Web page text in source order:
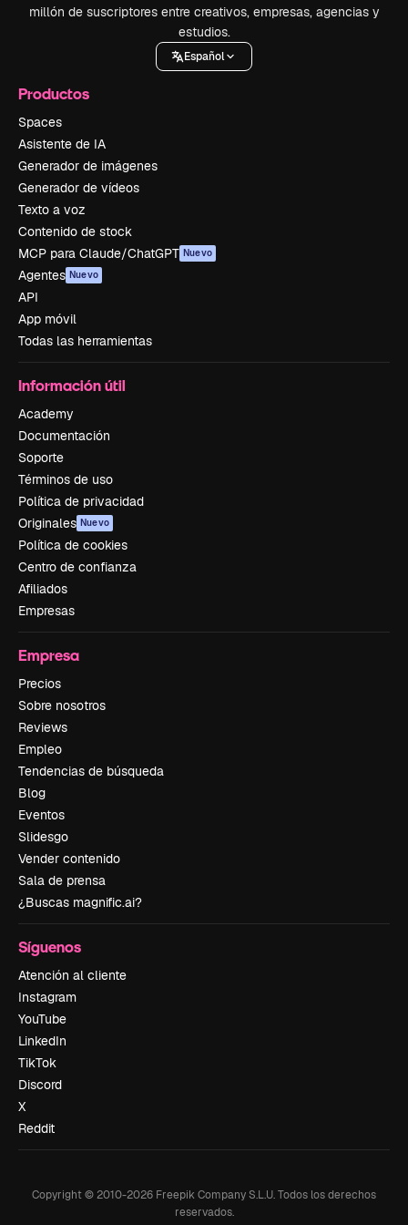
millón de suscriptores entre creativos, empresas, agencias y
estudios.
Español
Productos
Spaces
Asistente de IA
Generador de imágenes
Generador de vídeos
Texto a voz
Contenido de stock
MCP para Claude/ChatGPT Nuevo
Agentes Nuevo
API
App móvil
Todas las herramientas
Información útil
Academy
Documentación
Soporte
Términos de uso
Política de privacidad
Originales Nuevo
Política de cookies
Centro de confianza
Afiliados
Empresas
Empresa
Precios
Sobre nosotros
Reviews
Empleo
Tendencias de búsqueda
Blog
Eventos
Slidesgo
Vender contenido
Sala de prensa
¿Buscas magnific.ai?
Síguenos
Atención al cliente
Instagram
YouTube
LinkedIn
TikTok
Discord
X
Reddit
Copyright © 2010-2026 Freepik Company S.L.U.Todos los derechos
reservados.